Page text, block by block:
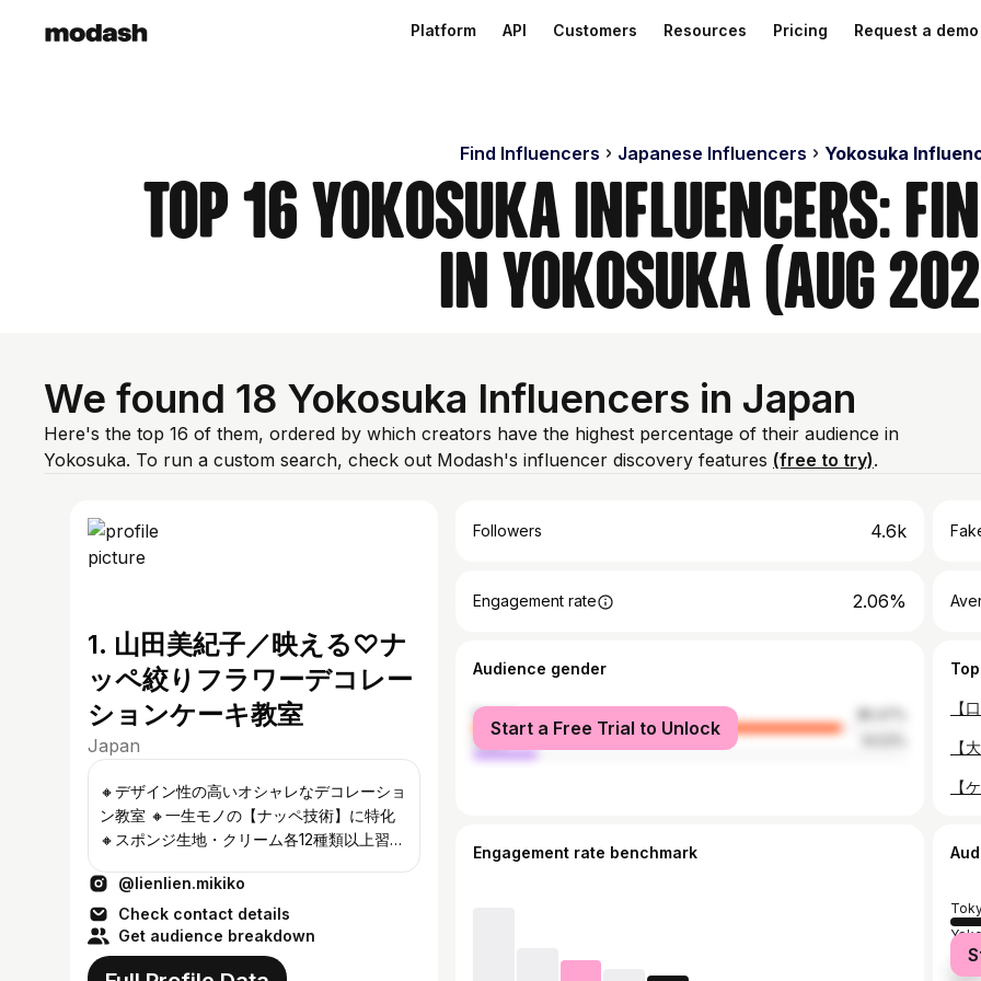
Platform API Customers Resources Pricing Request a demo
Find Influencers Japanese Influencers Yokosuka
Top 16 Yokosuka Influencers:
in Yokosuka (Aug
We found 18 Yokosuka Influencers in Japan
Here's the top 16 of them, ordered by which creators have the highest percentage of their audience in
Yokosuka. To run a custom search, check out Modash's influencer discovery features (free to try).
1. 山田美紀子／映える♡ナ
ッペ絞りフラワーデコレー
ションケーキ教室
Japan
🔸デザイン性の高いオシャレなデコレーショ
ン教室 🔸一生モノの【ナッペ技術】に特化
🔸スポンジ生地・クリーム各12種類以上習得
🔸オンライン・対面 神奈川県横須賀市 🔸教
室開業サポート 🎁3大レシピ動画 準備10分！
生クリーム入りマドレーヌ 受取は、 ⬇️
@lienlien.mikiko
Check contact details
Get audience breakdown
Followers 4.6k
Engagement rate 2.06%
Audience gender
female
male
Start a Free Trial to Unlock
Engagement rate benchmark